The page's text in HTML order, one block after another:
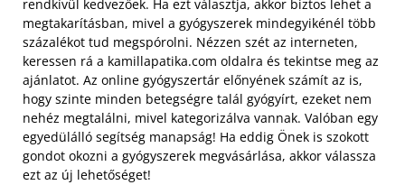
rendkívül kedvezőek. Ha ezt választja, akkor biztos lehet a
megtakarításban, mivel a gyógyszerek mindegyikénél több
százalékot tud megspórolni. Nézzen szét az interneten,
keressen rá a kamillapatika.com oldalra és tekintse meg az
ajánlatot. Az online gyógyszertár előnyének számít az is,
hogy szinte minden betegségre talál gyógyírt, ezeket nem
nehéz megtalálni, mivel kategorizálva vannak. Valóban egy
egyedülálló segítség manapság! Ha eddig Önek is szokott
gondot okozni a gyógyszerek megvásárlása, akkor válassza
ezt az új lehetőséget!